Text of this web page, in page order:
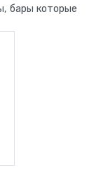
бары которые